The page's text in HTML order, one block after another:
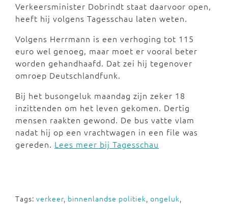
Verkeersminister Dobrindt staat daarvoor open,
heeft hij volgens Tagesschau laten weten.
Volgens Herrmann is een verhoging tot 115
euro wel genoeg, maar moet er vooral beter
worden gehandhaafd. Dat zei hij tegenover
omroep Deutschlandfunk.
Bij het busongeluk maandag zijn zeker 18
inzittenden om het leven gekomen. Dertig
mensen raakten gewond. De bus vatte vlam
nadat hij op een vrachtwagen in een file was
gereden. Lees meer bij Tagesschau
Tags: verkeer, binnenlandse politiek, ongeluk,